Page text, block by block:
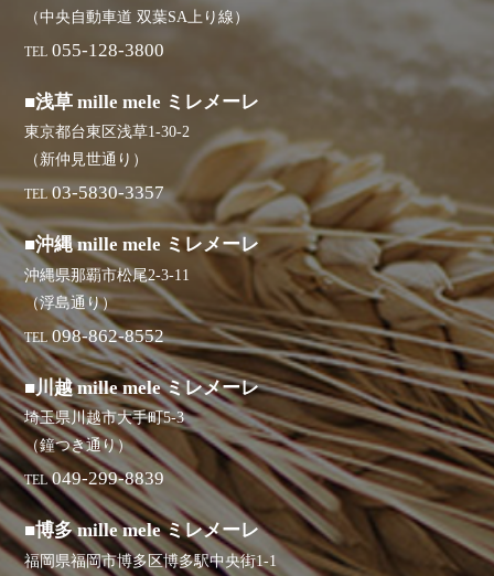
（中央自動車道 双葉SA上り線）
TEL 055-128-3800
■浅草 mille mele ミレメーレ
東京都台東区浅草1-30-2
（新仲見世通り）
TEL 03-5830-3357
■沖縄 mille mele ミレメーレ
沖縄県那覇市松尾2-3-11
（浮島通り）
TEL 098-862-8552
■川越 mille mele ミレメーレ
埼玉県川越市大手町5-3
（鐘つき通り）
TEL 049-299-8839
■博多 mille mele ミレメーレ
福岡県福岡市博多区博多駅中央街1-1